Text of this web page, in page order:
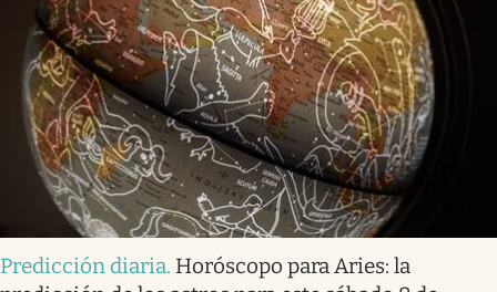
Predicción diaria. Horóscopo para Aries: la